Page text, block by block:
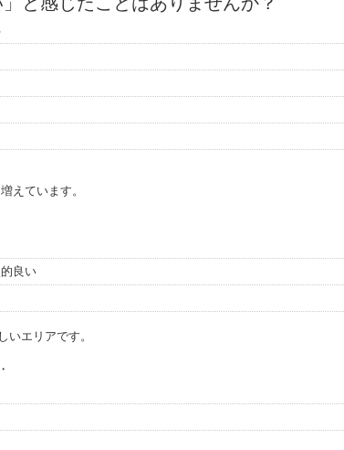
えています。
良い
いエリアです。